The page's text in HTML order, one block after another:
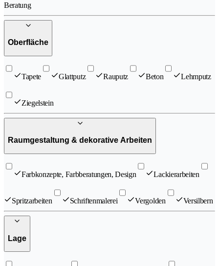
Beratung
Oberfläche
Tapete Glattputz Rauputz Beton Lehmputz
Ziegelstein
Raumgestaltung & dekorative Arbeiten
Farbkonzepte, Farbberatungen, Design Lackierarbeiten
Spritzarbeiten Schriftenmalerei Vergolden Versilbern
Lage